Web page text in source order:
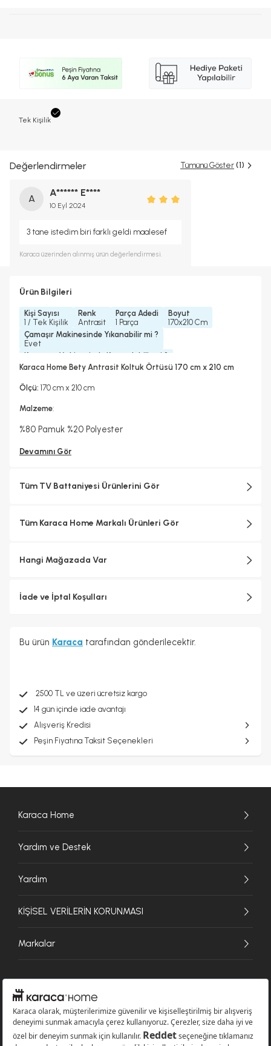
Tek Kişilik
Değerlendirmeler Tümünü Göster (1)
A
A****** E****
10 Eyl 2024
3 tane istedim biri farklı geldi maalesef
Karaca üzerinden alınmış ürün değerlendirmesi.
Ürün Bilgileri
Kişi Sayısı
1 / Tek Kişilik
Renk
Antrasit
Parça Adedi
1 Parça
Boyut
170x210 Cm
Çamaşır Makinesinde Yıkanabilir mi ?
Evet
Kurutma Makinesinde Kurutulabilir mi ?
Hayır
Hayır
Karaca Home Bety Antrasit Koltuk Örtüsü 170 cm x 210 cm
Ölçü: 170 cm x 210 cm
Malzeme:
%80 Pamuk %20 Polyester
Devamını Gör
Tüm TV Battaniyesi Ürünlerini Gör
Tüm Karaca Home Markalı Ürünleri Gör
Hangi Mağazada Var
İade ve İptal Koşulları
Bu ürün Karaca tarafından gönderilecektir.
2500 TL ve üzeri ücretsiz kargo
14 gün içinde iade avantajı
Alışveriş Kredisi
Peşin Fiyatına Taksit Seçenekleri
Karaca Home
Yardım ve Destek
Yardım
KİŞİSEL VERİLERİN KORUNMASI
Markalar